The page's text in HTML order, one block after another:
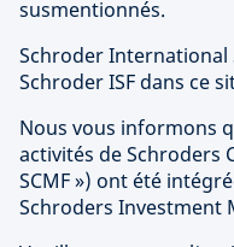
susmentionnés.
Schroder International
Schroder ISF dans ce
Nous vous informons
activités de Schroders
SCMF ») ont été
Schroders Investment